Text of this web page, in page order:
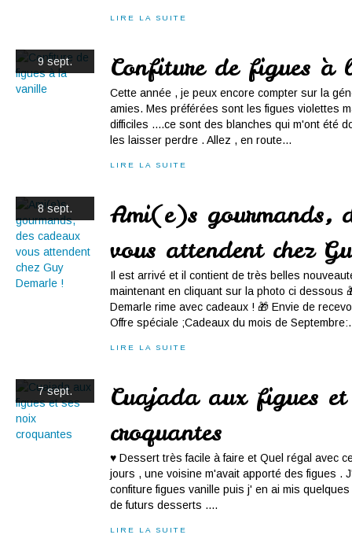
LIRE LA SUITE
9 sept. Confiture de figues à
Cette année , je peux encore compter sur la
amies. Mes préférées sont les figues violettes
difficiles ....ce sont des blanches qui m'ont été
les laisser perdre . Allez , en route...
LIRE LA SUITE
8 sept.
Ami(e)s gourmands,
vous attendent chez
Il est arrivé et il contient de très belles
maintenant en cliquant sur la photo ci dessous
Demarle rime avec cadeaux ! 🎁 Envie de
Offre spéciale ;Cadeaux du mois de
LIRE LA SUITE
7 sept.
Cuajada aux figues et
croquantes
♥ Dessert très facile à faire et Quel régal avec
jours , une voisine m'avait apporté des figues .
confiture figues vanille puis j' en ai mis
de futurs desserts ....
LIRE LA SUITE